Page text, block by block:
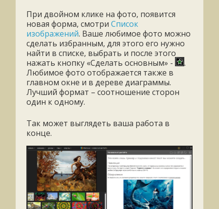
При двойном клике на фото, появится
новая форма, смотриСписок
изображений. Ваше любимое фото можно
сделать избранным, для этого его нужно
найти в списке, выбрать и после этого
нажать кнопку «Сделать основным» -
.
Любимое фото отображается также в
главном окне и в дереве диаграммы.
Лучший формат – соотношение сторон
один к одному.
Так может выглядеть ваша работа в
конце.